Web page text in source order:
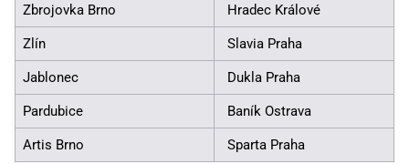
Zbrojovka Brno Hradec Králové
Zlín Slavia Praha
Jablonec Dukla Praha
Pardubice Baník Ostrava
Artis Brno Sparta Praha